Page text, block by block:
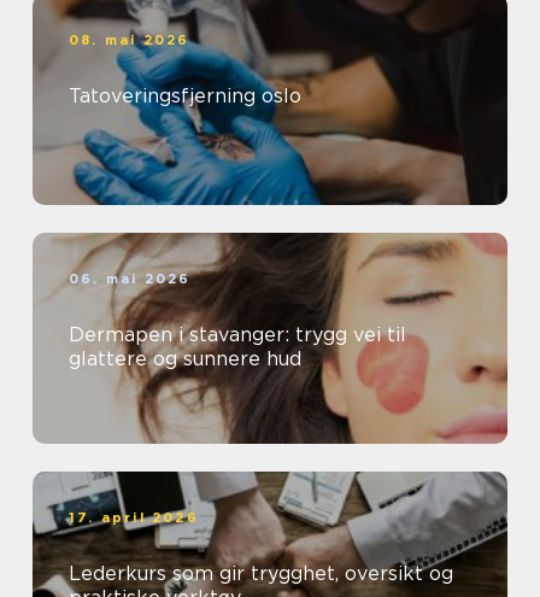
08. mai 2026
Tatoveringsfjerning oslo
06. mai 2026
Dermapen i stavanger: trygg vei til
glattere og sunnere hud
17. april 2026
Lederkurs som gir trygghet, oversikt og